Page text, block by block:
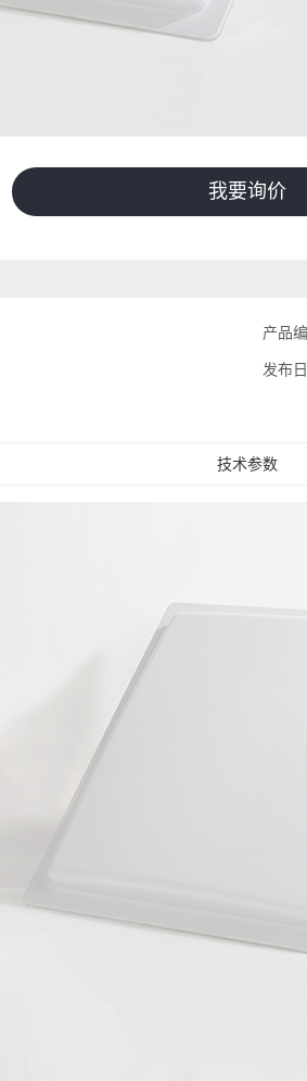
我要询价
产品编
发布
技术参数